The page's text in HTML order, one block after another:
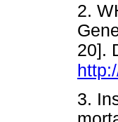
2.
20].
3.